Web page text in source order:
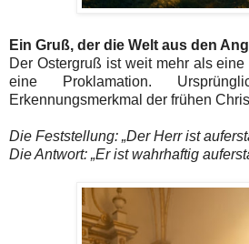
Ein Gruß, der die Welt aus den
Der Ostergruß ist weit mehr als
eine Proklamation.
Erkennungsmerkmal der frühen
Die Feststellung: „Der Herr ist
Die Antwort: „Er ist wahrhaftig